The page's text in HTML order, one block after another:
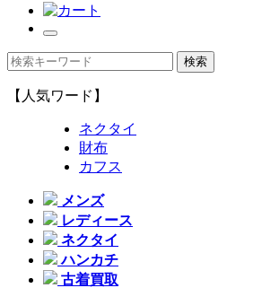
【人気ワード】
ネクタイ
財布
カフス
メンズ
レディース
ネクタイ
ハンカチ
古着買取